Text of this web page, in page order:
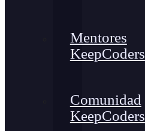
Mentores
KeepCoders
Comunidad
KeepCoders